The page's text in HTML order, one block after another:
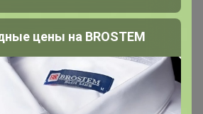
цены на BROSTEM